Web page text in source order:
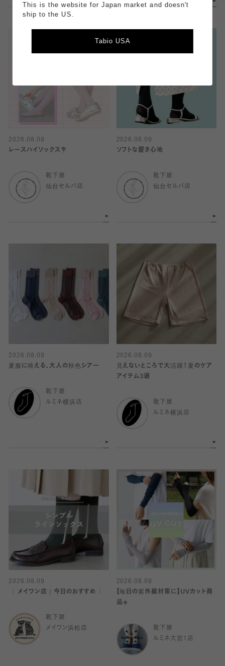
2026.08.09
レースハイソックス💐
靴下屋
仙台セルバ店
2026.08.09
ソフトな履き心地
靴下屋
仙台セルバ店
2026.08.09
夏服に映える、大人の秋色シアー
靴下屋
ルミネ横浜店
2026.08.09
見えないところで大活躍！夏のケア
アイテム3選
靴下屋
ルミネ横浜店
2026.08.09
〈 メイワン店｜今日のおすすめ 〉
靴下屋
メイワン浜松店
2026.08.09
【毎日の紫外線対策に】UVカット商
品☀️
靴下屋
ルミネ大宮1店
This is the website for Japan market and doesn't
ship to the US.
Tabio USA